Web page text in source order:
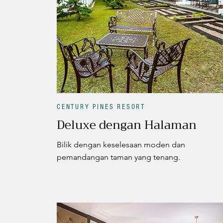
CENTURY PINES RESORT
Deluxe dengan Halaman
Bilik dengan keselesaan moden dan
pemandangan taman yang tenang.